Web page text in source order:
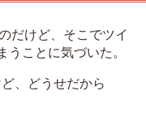
だけど、そこでツイ
ことに気づいた。
、どうせだから